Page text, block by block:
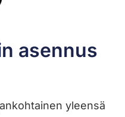
asennus
yleensä